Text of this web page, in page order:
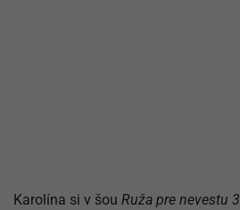
Karolína si v šou Ruža pre nevestu 3